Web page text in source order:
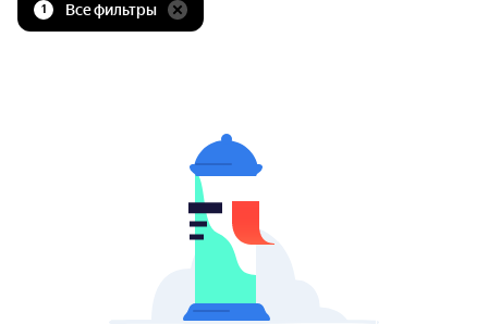
1 Все фильтры